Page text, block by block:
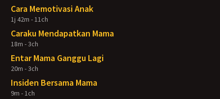
Cara Memotivasi Anak
1j 42m - 11ch
Caraku Mendapatkan Mama
18m - 3ch
Entar Mama Ganggu Lagi
20m - 3ch
Insiden Bersama Mama
9m - 1ch